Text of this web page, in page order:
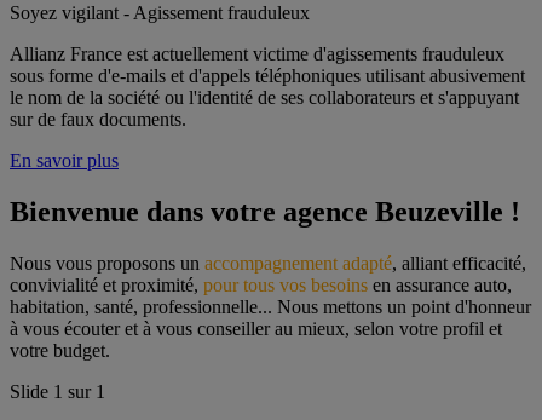
Soyez vigilant - Agissement frauduleux
Allianz France est actuellement victime d'agissements frauduleux
sous forme d'e-mails et d'appels téléphoniques utilisant abusivement
le nom de la société ou l'identité de ses collaborateurs et s'appuyant
sur de faux documents.
En savoir plus
Bienvenue dans votre agence Beuzeville !
Nous vous proposons un accompagnement adapté, alliant efficacité,
convivialité et proximité, pour tous vos besoins en assurance auto,
habitation, santé, professionnelle... Nous mettons un point d'honneur
à vous écouter et à vous conseiller au mieux, selon votre profil et
votre budget.
Slide 1 sur 1